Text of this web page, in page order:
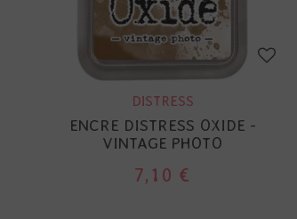
DISTRESS
ENCRE DISTRESS OXIDE -
VINTAGE PHOTO
7,10 €